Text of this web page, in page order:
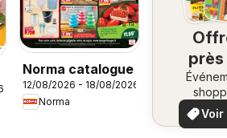
Norma catalogue
12/08/2026 - 18/08/2026
Norma
près
locaux
Voir